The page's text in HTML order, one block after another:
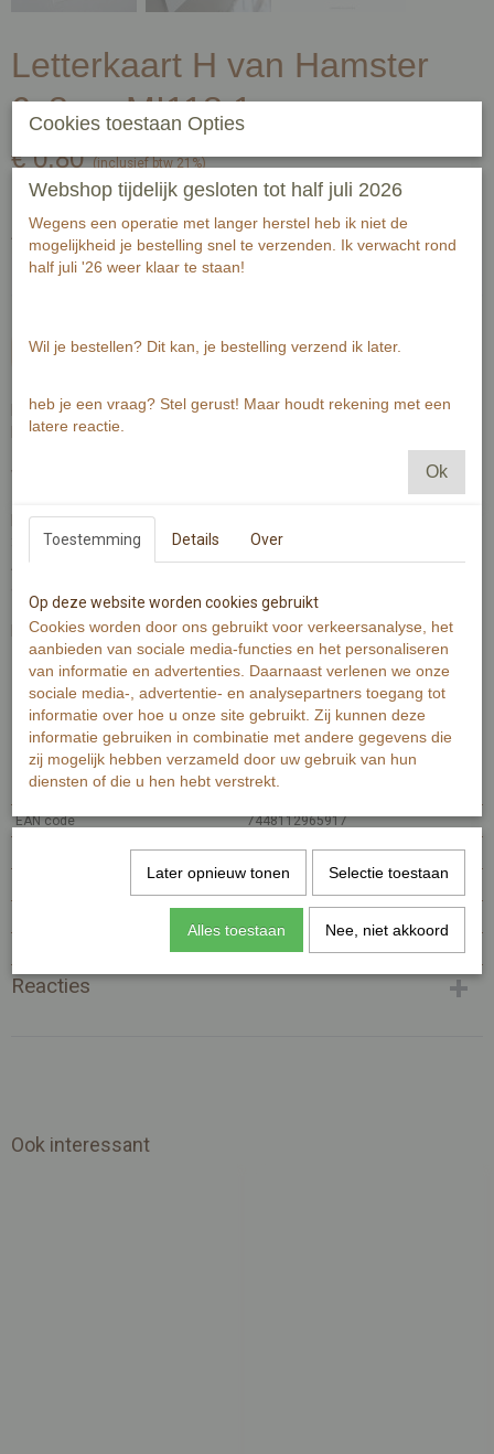
Letterkaart H van Hamster
6x8cm MI118.1
€ 0,80 (inclusief btw 21%)
Op voorraad - Levertijd 1-3 werkdagen
Aantal
In winkelwagen
Een kaart met een letter.
Met meerdere kaarten maak jij een naam of tekst aan een slinger.
Wist je dat je er ook touw en knijpers bij kunt bestellen?
De kaart heeft een maat van 6x8cm en is dubbelzijdig gedrukt op
300 grams oud wit papier met zichtbare en voelbare structuur.
Aan de voorzijde een letter of teken met illustratie. Aan de
Benodigdheden voor een naam of tekst van bijvoorbeeld 8 letters:
- 1 meter touw
- 8 letterkaarten
- 8 knijpers
Specificaties
Productcode MI118.1
EAN code 7448112965917
Productcode leverancier MI118.1
0 x 6 x 8 cm
Reacties
Ook interessant
Cookies toestaan Opties
Webshop tijdelijk gesloten tot half juli 2026
Wegens een operatie met langer herstel heb ik niet de
mogelijkheid je bestelling snel te verzenden. Ik verwacht rond
half juli '26 weer klaar te staan!
Wil je bestellen? Dit kan, je bestelling verzend ik later.
heb je een vraag? Stel gerust! Maar houdt rekening met een
latere reactie.
Ok
Toestemming Details Over
Op deze website worden cookies gebruikt
Cookies worden door ons gebruikt voor verkeersanalyse, het
aanbieden van sociale media-functies en het personaliseren
van informatie en advertenties. Daarnaast verlenen we onze
sociale media-, advertentie- en analysepartners toegang tot
informatie over hoe u onze site gebruikt. Zij kunnen deze
informatie gebruiken in combinatie met andere gegevens die
zij mogelijk hebben verzameld door uw gebruik van hun
diensten of die u hen hebt verstrekt.
Later opnieuw tonen Selectie toestaan
Alles toestaan Nee, niet akkoord